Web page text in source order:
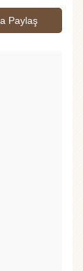
Paylaş